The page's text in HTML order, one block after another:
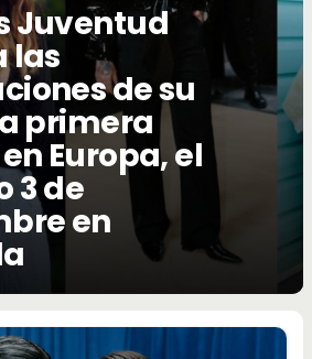
Juventud
las
de su
primera
Europa, el
3 de
en